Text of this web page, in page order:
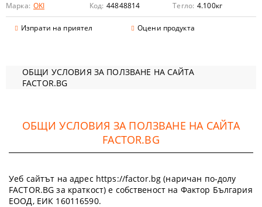
Марка: OKI Код: 44848814 Тегло: 4.100кг
Изпрати на приятел Оцени продукта
ОБЩИ УСЛОВИЯ ЗА ПОЛЗВАНЕ НА САЙТА
FACTOR.BG
ОБЩИ УСЛОВИЯ ЗА ПОЛЗВАНЕ НА САЙТА
FACTOR.BG
Уеб сайтът на адрес https://factor.bg (наричан по-долу
FACTOR.BG за краткост) е собственост на Фактор България
ЕООД, ЕИК 160116590.